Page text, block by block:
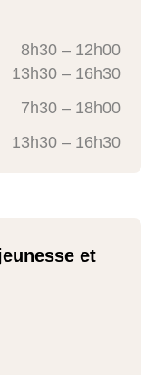
8h30 – 12h00
13h30 – 16h30
7h30 – 18h00
13h30 – 16h30
et